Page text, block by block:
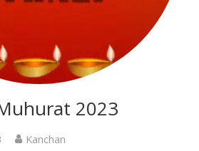
2023
Kanchan